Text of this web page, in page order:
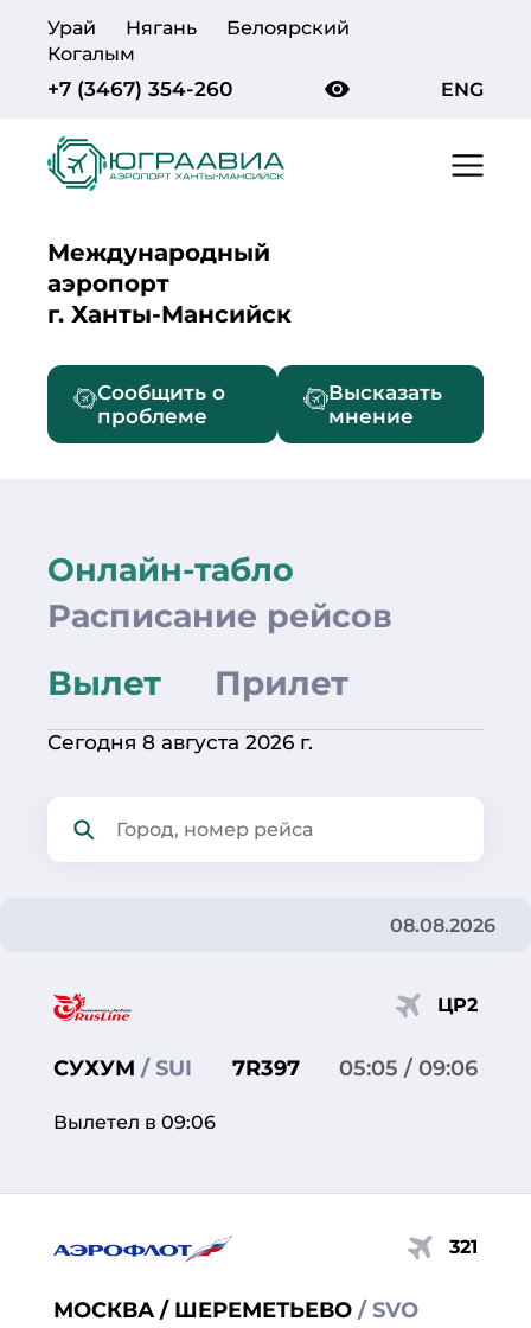
Урай Нягань
Белоярский
Когалым
+7 (3467) 354-260 ENG
Международный
аэропорт
г. Ханты-Мансийск
Сообщить о
проблеме
Высказать
мнение
Онлайн-табло
Расписание рейсов
Вылет Прилет
Сегодня 8 августа 2026 г.
08.08.2026
7R397
СУХУМ / SUI 05:05 / 09:06
ЦР2
Вылетел в 09:06
МОСКВА / ШЕРЕМЕТЬЕВО / SVO
321